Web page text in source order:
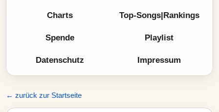
Charts Top-Songs|Rankings
Spende Playlist
Datenschutz Impressum
← zurück zur Startseite